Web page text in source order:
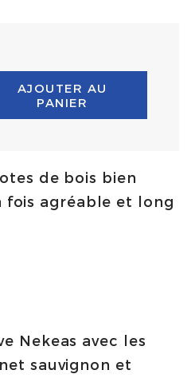
AJOUTER AU
PANIER
de bois bien
fois agréable et long
Nekeas avec les
sauvignon et